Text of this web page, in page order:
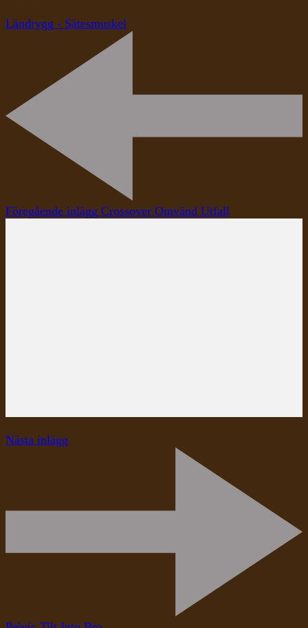
Ländrygg - Sätesmuskel
Inläggsnavigering
Föregående inlägg Crossover Omvänd Utfall
Nästa inlägg